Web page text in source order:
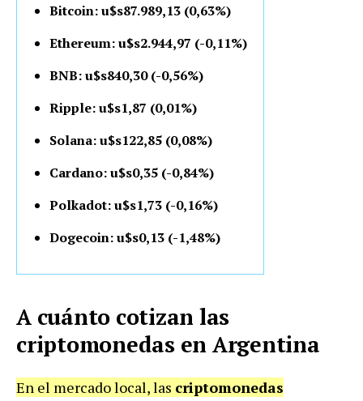
Bitcoin: u$s87.989,13 (0,63%)
Ethereum: u$s2.944,97 (-0,11%)
BNB: u$s840,30 (-0,56%)
Ripple: u$s1,87 (0,01%)
Solana: u$s122,85 (0,08%)
Cardano: u$s0,35 (-0,84%)
Polkadot: u$s1,73 (-0,16%)
Dogecoin: u$s0,13 (-1,48%)
A cuánto cotizan las
criptomonedas en Argentina
En el mercado local, las criptomonedas